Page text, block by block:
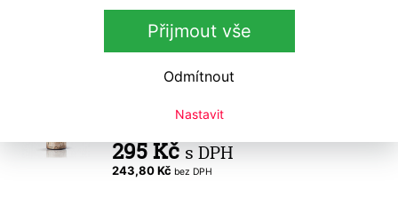
Přijmout vše
Odmítnout
Nastavit
Skladem
799 Kč s DPH
660,33 Kčbez DPH
balzám na vousy - 150 ml
295 Kč s DPH
243,80 Kč bez DPH